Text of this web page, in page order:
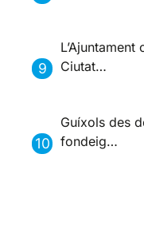
Ciutat…
Guíxols des
fondeig…